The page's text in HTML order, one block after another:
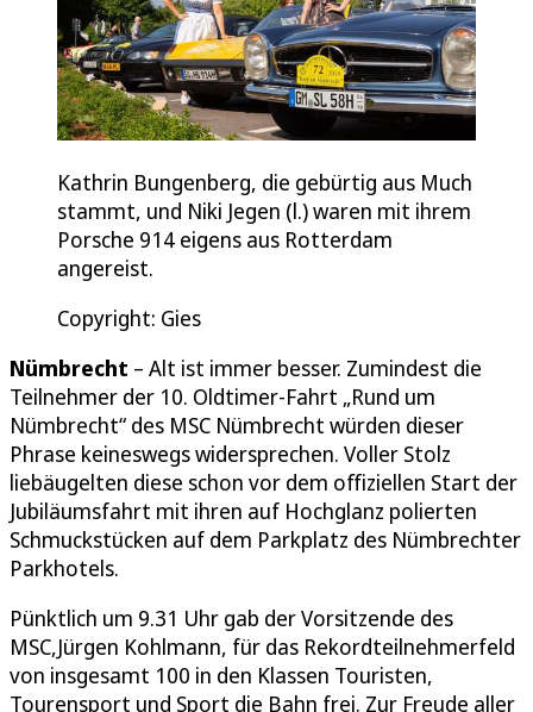
Kathrin Bungenberg, die gebürtig aus Much
stammt, und Niki Jegen (l.) waren mit ihrem
Porsche 914 eigens aus Rotterdam
angereist.
Copyright: Gies
Nümbrecht – Alt ist immer besser. Zumindest die
Teilnehmer der 10. Oldtimer-Fahrt „Rund um
Nümbrecht“ des MSC Nümbrecht würden dieser
Phrase keineswegs widersprechen. Voller Stolz
liebäugelten diese schon vor dem offiziellen Start der
Jubiläumsfahrt mit ihren auf Hochglanz polierten
Schmuckstücken auf dem Parkplatz des Nümbrechter
Parkhotels.
Pünktlich um 9.31 Uhr gab der Vorsitzende des
MSC,Jürgen Kohlmann, für das Rekordteilnehmerfeld
von insgesamt 100 in den Klassen Touristen,
Tourensport und Sport die Bahn frei. Zur Freude aller